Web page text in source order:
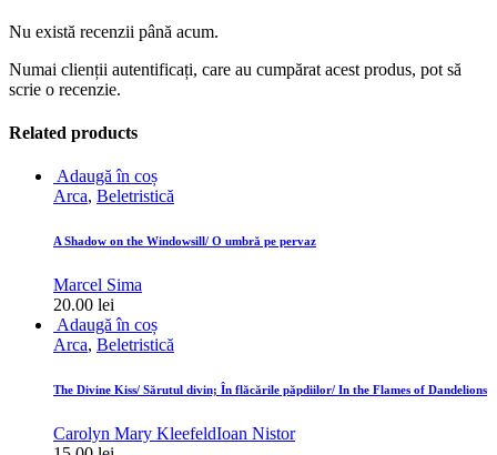
Nu există recenzii până acum.
Numai clienții autentificați, care au cumpărat acest produs, pot să
scrie o recenzie.
Related products
Adaugă în coș
Arca, Beletristică
A Shadow on the Windowsill/ O umbră pe pervaz
Marcel Sima
20.00 lei
Adaugă în coș
Arca, Beletristică
The Divine Kiss/ Sărutul divin; În flăcările păpdiilor/ In the Flames of Dandelions
Carolyn Mary KleefeldIoan Nistor